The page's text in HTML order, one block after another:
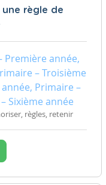
règle de
Première année,
– Troisième
Primaire –
Sixième année
règles, retenir